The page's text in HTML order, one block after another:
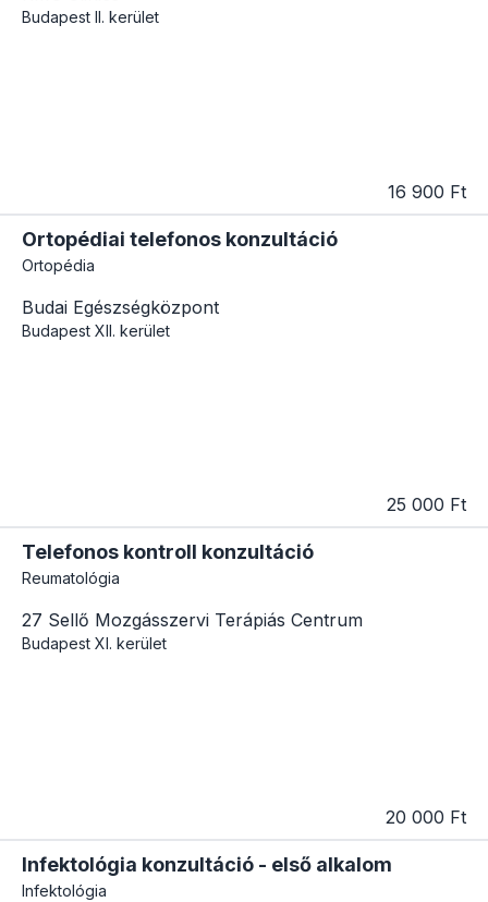
Budapest II. kerület
16 900 Ft
Ortopédiai telefonos konzultáció
Ortopédia
Budai Egészségközpont
Budapest XII. kerület
25 000 Ft
Telefonos kontroll konzultáció
Reumatológia
27 Sellő Mozgásszervi Terápiás Centrum
Budapest XI. kerület
20 000 Ft
Infektológia konzultáció - első alkalom
Infektológia